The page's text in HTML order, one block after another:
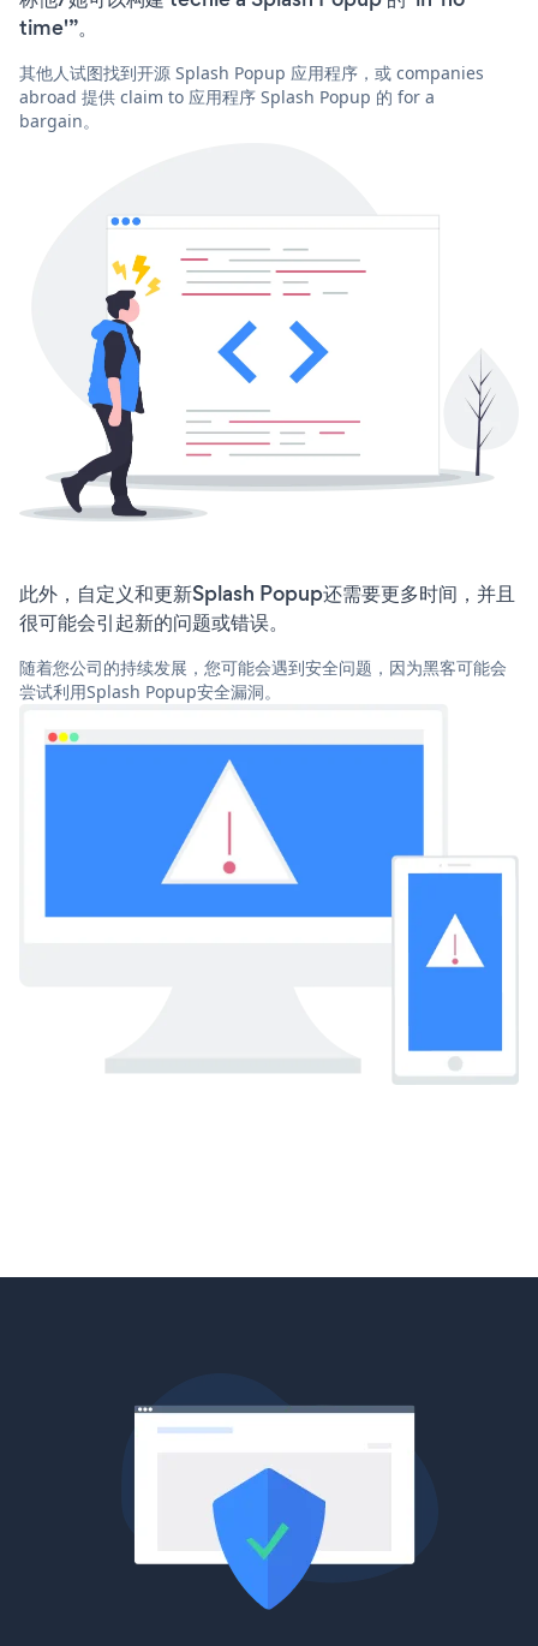
time'”。
其他人试图找到开源 Splash Popup 应用程序，或 companies
abroad 提供 claim to 应用程序 Splash Popup 的 for a
bargain。
此外，自定义和更新Splash Popup还需要更多时间，并且
很可能会引起新的问题或错误。
随着您公司的持续发展，您可能会遇到安全问题，因为黑客可能会
尝试利用Splash Popup安全漏洞。